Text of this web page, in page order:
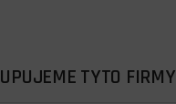
TYTO FIRMY